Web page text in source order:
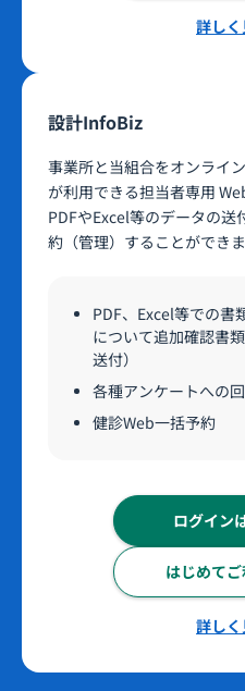
詳し
設計InfoBiz
事業所と当組合をオンライ
が利用できる担当者専用
PDFやExcel等のデータの送
約（管理）することができま
PDF、Excel等での書
について追加確認書
送付）
各種アンケートへの
健診Web一括予約
ログイン
はじめて
詳し